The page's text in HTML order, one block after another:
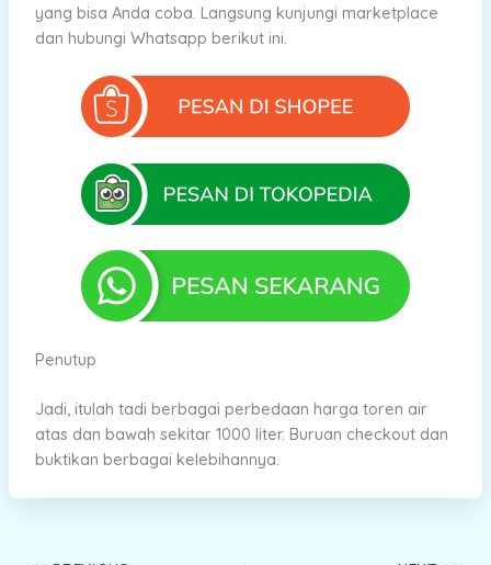
yang bisa Anda coba. Langsung kunjungi marketplace
dan hubungi Whatsapp berikut ini.
Penutup
Jadi, itulah tadi berbagai perbedaan harga toren air
atas dan bawah sekitar 1000 liter. Buruan checkout dan
buktikan berbagai kelebihannya.